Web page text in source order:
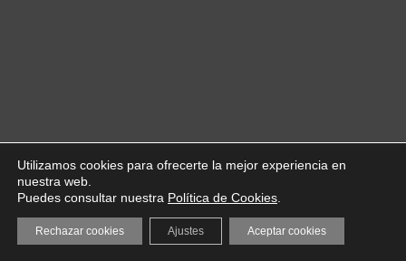
Utilizamos cookies para ofrecerte la mejor experiencia en
nuestra web.
Puedes consultar nuestra Política de Cookies
Aceptar cookies
Rechazar cookies Ajustes